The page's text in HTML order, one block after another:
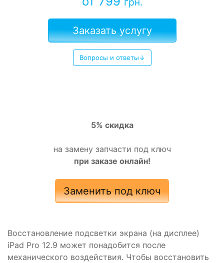
Заказать услугу
Вопросы и ответы↓
5% скидка
на замену запчасти под ключ
при заказе онлайн!
Заменить под ключ
Восстановление подсветки экрана (на дисплее)
iPad Pro 12.9 может понадобится после
механического воздействия. Чтобы восстановить